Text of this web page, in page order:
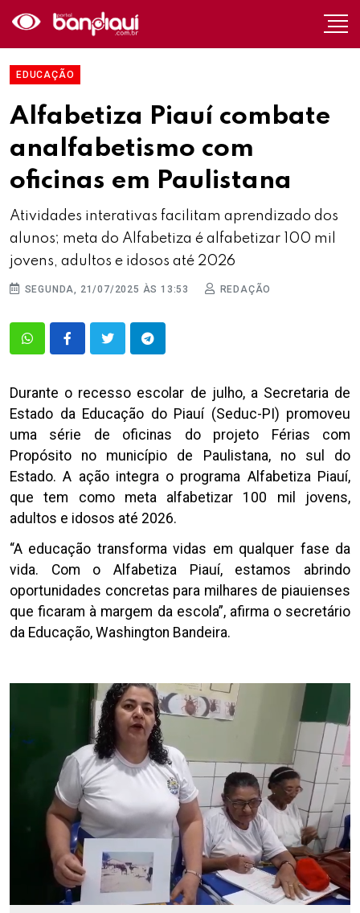
EDUCAÇÃO
Alfabetiza Piauí combate
analfabetismo com
oficinas em Paulistana
Atividades interativas facilitam aprendizado dos
alunos; meta do Alfabetiza é alfabetizar 100 mil
jovens, adultos e idosos até 2026
SEGUNDA, 21/07/2025 ÀS 13:53 REDAÇÃO
Durante o recesso escolar de julho, a Secretaria de
Estado da Educação do Piauí (Seduc-PI) promoveu
uma série de oficinas do projeto Férias com
Propósito no município de Paulistana, no sul do
Estado. A ação integra o programa Alfabetiza Piauí,
que tem como meta alfabetizar 100 mil jovens,
adultos e idosos até 2026.
“A educação transforma vidas em qualquer fase da
vida. Com o Alfabetiza Piauí, estamos abrindo
oportunidades concretas para milhares de piauienses
que ficaram à margem da escola”, afirma o secretário
da Educação, Washington Bandeira.